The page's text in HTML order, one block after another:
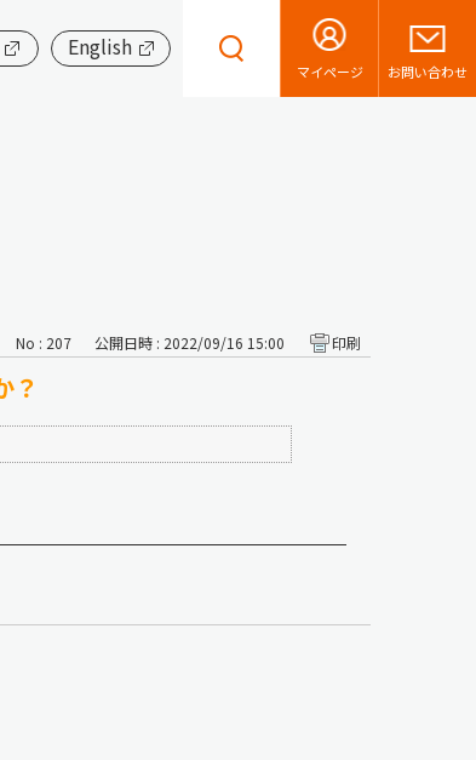
English
マイページ お問い合わせ
No : 207 公開日時 : 2022/09/16 15:00 印刷
？